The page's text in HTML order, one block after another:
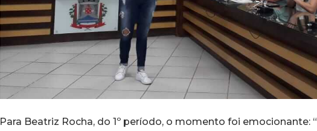
Para Beatriz Rocha, do 1º período, o momento foi emocionante: “